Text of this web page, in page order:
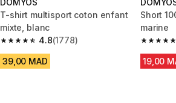
DOMYOS
T-shirt multisport coton enfant
mixte, blanc
4.8
4.8 out of 5 stars from 1778 reviews
(1778)
39,00 MAD
Short
marine
5.0 out
19,00